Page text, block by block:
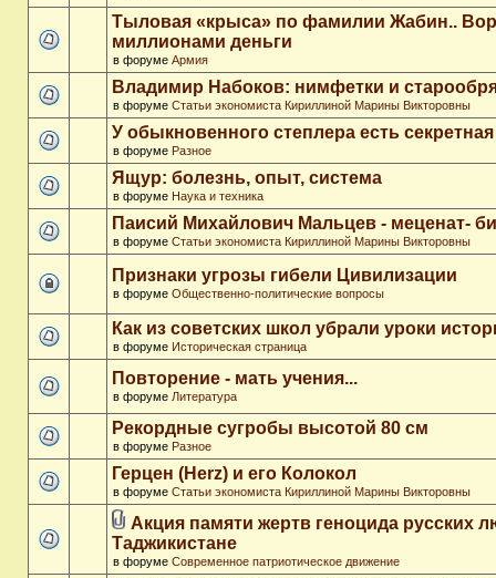
Тыловая «крыса» по фамилии Жабин..
миллионами деньги
в форуме Армия
Владимир Набоков: нимфетки и
в форуме Статьи экономиста Кириллиной Марины Викторовны
У обыкновенного степлера есть
в форуме Разное
Ящур: болезнь, опыт, система
в форуме Наука и техника
Паисий Михайлович Мальцев - меценат-
в форуме Статьи экономиста Кириллиной Марины Викторовны
Признаки угрозы гибели Цивилизации
в форуме Общественно-политические вопросы
Как из советских школ убрали уроки
в форуме Историческая страница
Повторение - мать учения...
в форуме Литература
Рекордные сугробы высотой 80 см
в форуме Разное
Герцен (Herz) и его Колокол
в форуме Статьи экономиста Кириллиной Марины Викторовны
Акция памяти жертв геноцида русских
Таджикистане
в форуме Современное патриотическое движение